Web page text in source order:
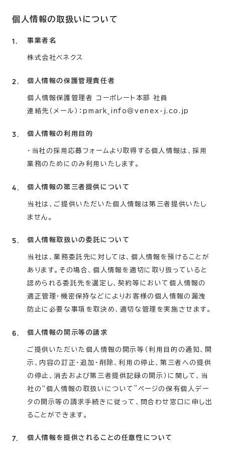
個人情報の取扱いについて
事業者名
株式会社ベネクス
個人情報の保護管理責任者
個人情報保護管理者 コーポレート本部 社員
連絡先（メール）：pmark_info＠venex-j.co.jp
個人情報の利用目的
・当社の採用応募フォームより取得する個人情報は、採用
業務のためにのみ利用いたします。
個人情報の第三者提供について
当社は、ご提供いただいた個人情報は第三者提供いたし
ません。
個人情報取扱いの委託について
当社は、業務委託先に対しては、個人情報を預けることが
あります。その場合、個人情報を適切に取り扱っていると
認められる委託先を選定し、契約等において個人情報の
適正管理・機密保持などによりお客様の個人情報の漏洩
防止に必要な事項を取決め、適切な管理を実施させます。
個人情報の開示等の請求
ご提供いただいた個人情報の開示等（利用目的の通知、開
示、内容の訂正・追加・削除、利用の停止、第三者への提供
の停止、消去および第三者提供記録の開示）に関して、当
社の“個人情報の取扱いについて”ページの保有個人デー
タの開示等の請求手続きに従って、問合わせ窓口に申し出
ることができます。
個人情報を提供されることの任意性について